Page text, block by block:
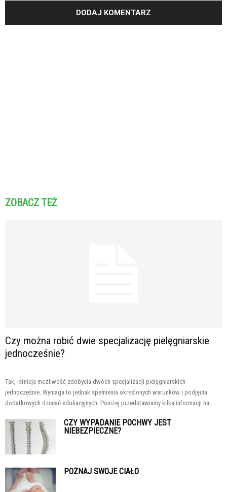
ZOBACZ TEŻ
Czy można robić dwie specjalizację pielęgniarskie
jednocześnie?
Tak, istnieje możliwość zdobycia dwóch specjalizacji pielęgniarskich
jednocześnie. Wymaga to jednak spełnienia określonych warunków i podjęcia
dodatkowych działań edukacyjnych. Poniżej przedstawiamy kilka informacji na...
CZY WYPADANIE POCHWY JEST
NIEBEZPIECZNE?
POZNAJ SWOJE CIAŁO